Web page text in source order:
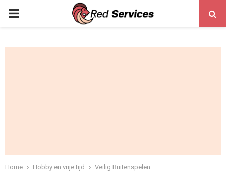
PRIMARY
Home Hobby en vrije tijd Veilig Buitenspelen